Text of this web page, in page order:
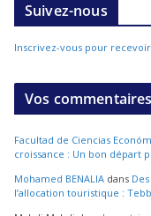
Suivez-nous
Inscrivez-vous pour
Vos commentaires
Facultad de Ciencias
croissance : Un bon départ
Mohamed BENALIA dans
l’allocation touristique :